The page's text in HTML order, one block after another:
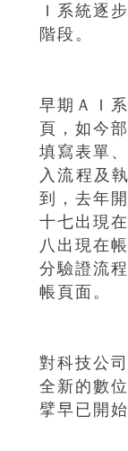
Ｉ系統逐
階段。
早期ＡＩ
頁，如今
填寫表單
入流程及
到，去年
十七出現
八出現在
分驗證流
帳頁面。
對科技公
全新的數
擘早已開始